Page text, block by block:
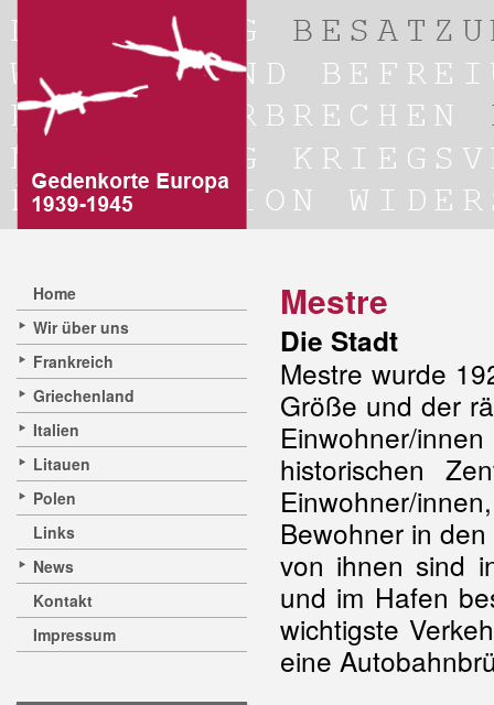
Home
Wir über uns
Frankreich
Griechenland
Italien
Litauen
Polen
Links
News
Kontakt
Impressum
Mestre
Die Stadt
Mestre wurde
Größe und der
Einwohner/
historischen
Einwohner/
Bewohner in
von ihnen sind
und im Hafen
wichtigste
eine